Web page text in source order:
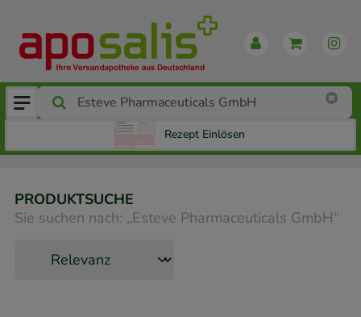
Rezept Einlösen
PRODUKTSUCHE
Sie suchen nach: „Esteve Pharmaceuticals GmbH“